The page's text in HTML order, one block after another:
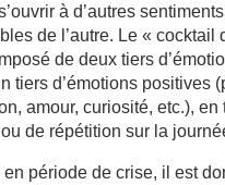
à d’autres
de l’autre. Le « cocktail
de deux tiers
tiers d’émotions positives
amour, curiosité, etc.), en
de répétition sur la
en période de crise, il est